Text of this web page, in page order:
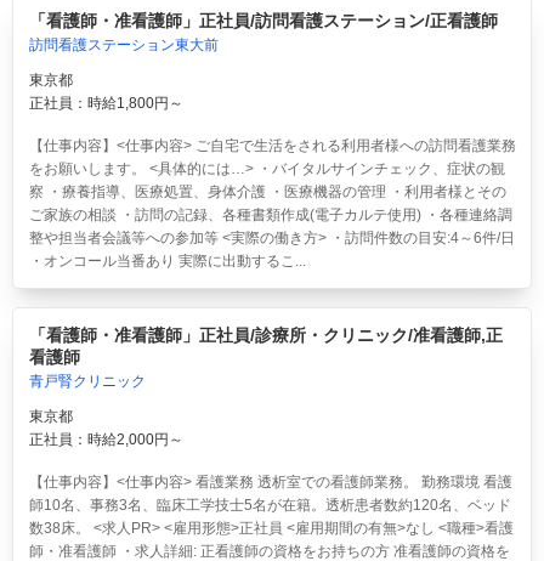
「看護師・准看護師」正社員/訪問看護ステーション/正看護師
訪問看護ステーション東大前
東京都
正社員：時給1,800円～
【仕事内容】<仕事内容> ご自宅で生活をされる利用者様への訪問看護業務
をお願いします。 <具体的には…> ・バイタルサインチェック、症状の観
察 ・療養指導、医療処置、身体介護 ・医療機器の管理 ・利用者様とその
ご家族の相談 ・訪問の記録、各種書類作成(電子カルテ使用) ・各種連絡調
整や担当者会議等への参加等 <実際の働き方> ・訪問件数の目安:4～6件/日
・オンコール当番あり 実際に出動するこ...
「看護師・准看護師」正社員/診療所・クリニック/准看護師,正
看護師
青戸腎クリニック
東京都
正社員：時給2,000円～
【仕事内容】<仕事内容> 看護業務 透析室での看護師業務。 勤務環境 看護
師10名、事務3名、臨床工学技士5名が在籍。透析患者数約120名、ベッド
数38床。 <求人PR> <雇用形態>正社員 <雇用期間の有無>なし <職種>看護
師・准看護師 ・求人詳細: 正看護師の資格をお持ちの方 准看護師の資格を